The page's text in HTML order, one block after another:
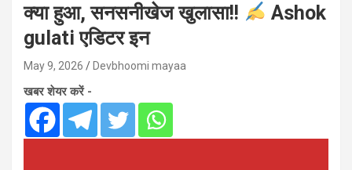
क्या हुआ, सनसनीखेज खुलासा!!
Ashok
gulati एडिटर इन
May 9, 2026 Devbhoomi mayaa
खबर शेयर करें -